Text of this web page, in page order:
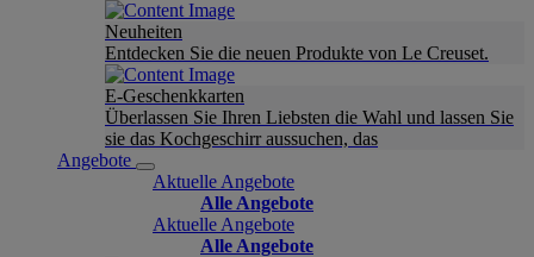
Neuheiten
Entdecken Sie die neuen Produkte von Le Creuset.
E-Geschenkkarten
Überlassen Sie Ihren Liebsten die Wahl und lassen Sie
sie das Kochgeschirr aussuchen, das
Angebote
Aktuelle Angebote
Alle Angebote
Aktuelle Angebote
Alle Angebote